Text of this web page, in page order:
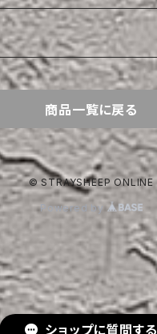
ショップに質問する
商品一覧に戻る
© STRAYSHEEP ONLINE
Powered by